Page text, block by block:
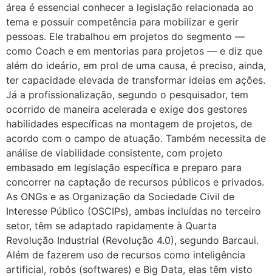
área é essencial conhecer a legislação relacionada ao
tema e possuir competência para mobilizar e gerir
pessoas. Ele trabalhou em projetos do segmento —
como Coach e em mentorias para projetos — e diz que
além do ideário, em prol de uma causa, é preciso, ainda,
ter capacidade elevada de transformar ideias em ações.
Já a profissionalização, segundo o pesquisador, tem
ocorrido de maneira acelerada e exige dos gestores
habilidades específicas na montagem de projetos, de
acordo com o campo de atuação. Também necessita de
análise de viabilidade consistente, com projeto
embasado em legislação específica e preparo para
concorrer na captação de recursos públicos e privados.
As ONGs e as Organização da Sociedade Civil de
Interesse Público (OSCIPs), ambas incluídas no terceiro
setor, têm se adaptado rapidamente à Quarta
Revolução Industrial (Revolução 4.0), segundo Barcaui.
Além de fazerem uso de recursos como inteligência
artificial, robôs (softwares) e Big Data, elas têm visto